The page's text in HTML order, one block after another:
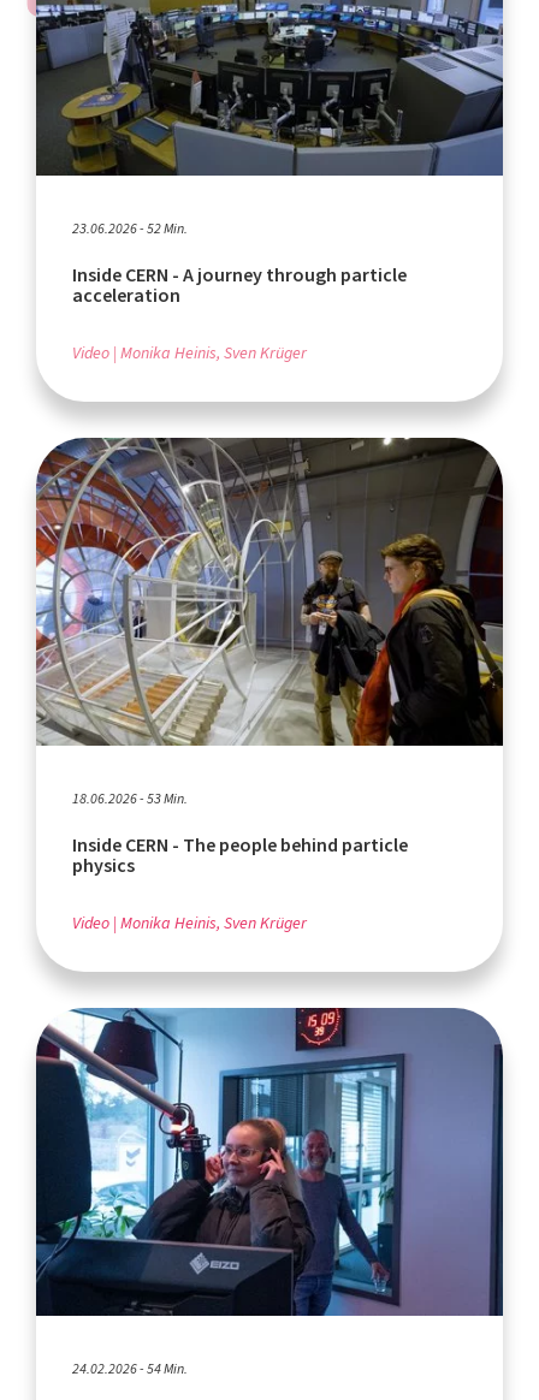
23.06.2026 - 52 Min.
Inside CERN - A journey through particle
acceleration
Video Monika Heinis, Sven Krüger
18.06.2026 - 53 Min.
Inside CERN - The people behind particle
physics
Video Monika Heinis, Sven Krüger
24.02.2026 - 54 Min.